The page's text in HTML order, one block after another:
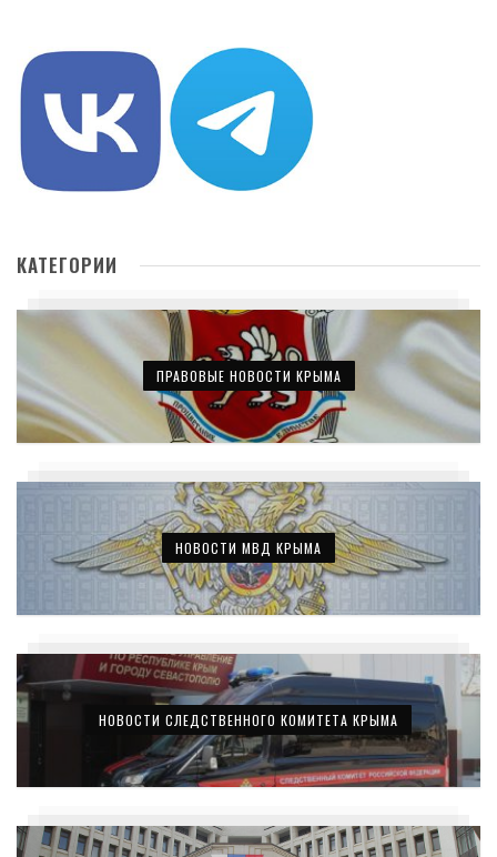
КАТЕГОРИИ
ПРАВОВЫЕ НОВОСТИ КРЫМА
НОВОСТИ МВД КРЫМА
НОВОСТИ СЛЕДСТВЕННОГО КОМИТЕТА КРЫМА